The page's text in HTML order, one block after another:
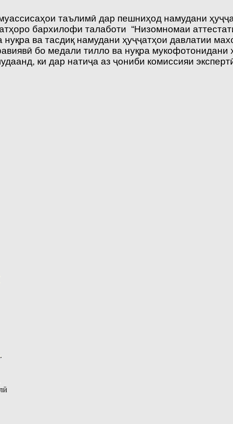
таълимӣ дар пешниҳод намудани
бархилофи талаботи “Низомномаи
ва тасдиқ намудани ҳуҷҷатҳои давлатии
бо медали тилло ва нуқра
ки дар натиҷа аз ҷониби комиссияи
.